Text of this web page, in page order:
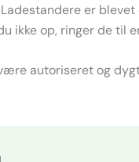
er
ikke op, ringer de til
autoriseret og